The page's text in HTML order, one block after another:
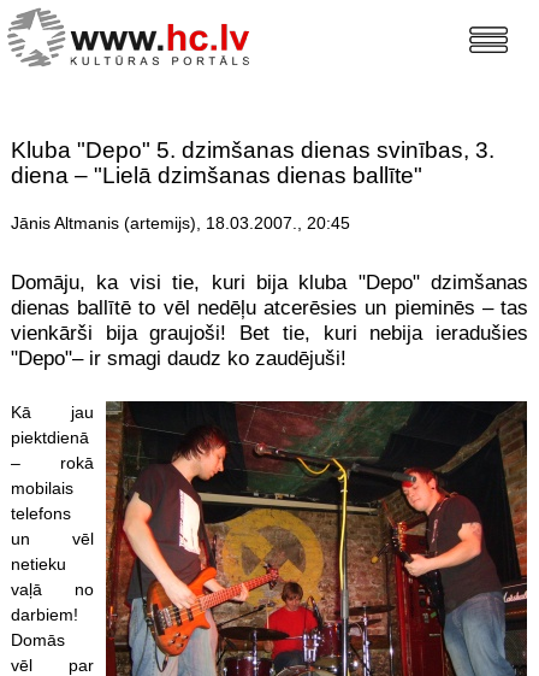
Kluba "Depo" 5. dzimšanas dienas svinības, 3.
diena – "Lielā dzimšanas dienas ballīte"
Jānis Altmanis (artemijs), 18.03.2007., 20:45
Domāju, ka visi tie, kuri bija kluba "Depo" dzimšanas
dienas ballītē to vēl nedēļu atcerēsies un pieminēs – tas
vienkārši bija graujoši! Bet tie, kuri nebija ieradušies
"Depo"– ir smagi daudz ko zaudējuši!
Kā jau
piektdienā
– rokā
mobilais
telefons
un vēl
netieku
vaļā no
darbiem!
Domās
vēl par